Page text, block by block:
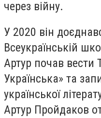
через війну.
У 2020 він
Всеукраїнській
Артур почав вести
Українська» та
української
Артур Пройдаков